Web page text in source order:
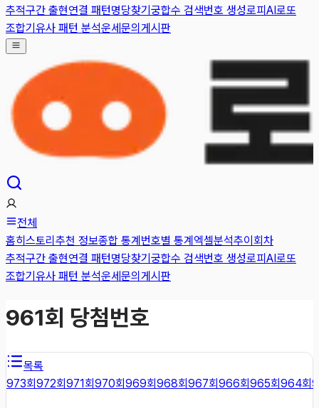
추적구간 출현연결 패턴명당찾기궁합수 검색번호 생성로피AI로또
조합기유사 패턴 분석운세문의게시판
전체
홈히스토리 추천 정보종합 통계번호별 통계엑셀분석추이 회차
추적구간 출현연결 패턴명당찾기궁합수 검색번호 생성로피AI로또
조합기유사 패턴 분석운세문의게시판
961회 당첨번호
목록
973회972회971회970회969회968회967회966회965회964회